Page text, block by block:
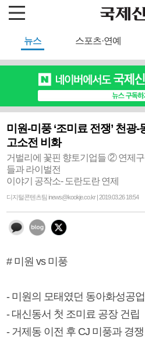
뉴스 스포츠·연예
미원-미풍 ‘조미료 전쟁’ 천광
고소전 비화
거벌리에 꽃핀 향토기업들 ② 연제구
들과 라이벌전
이야기 공작소- 도란도란 연제
디지털콘텐츠팀 inews@kookje.co.kr | 2019.03.26 18:54
# 미원 vs 미풍
- 미원의 모태였던 동아화성공업
- 대신동서 첫 조미료 공장 건립
- 거제동 이전 후 CJ 미풍과 경쟁